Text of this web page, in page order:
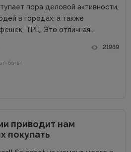
пора деловой активности,
в городах, а также
Это отличная
на данном рынке
не стоит. Как привлечь
21989
боты
приводит нам
покупать